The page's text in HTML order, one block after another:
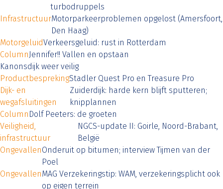
turbodruppels
InfrastructuurMotorparkeerproblemen opgelost (Amersfoort,
Den Haag)
MotorgeluidVerkeersgeluid: rust in Rotterdam
ColumnJennifer!! Vallen en opstaan
Kanonsdijk weer veilig
ProductbesprekingStadler Quest Pro en Treasure Pro
Dijk- en
wegafsluitingen
Zuiderdijk: harde kern blijft sputteren;
knipplannen
Column Dolf Peeters: de groeten
Veiligheid,
infrastructuur
NGCS-update II: Goirle, Noord-Brabant,
België
OngevallenOnderuit op bitumen; interview Tijmen van der
Poel
OngevallenMAG Verzekeringstip: WAM, verzekeringsplicht ook
op eigen terrein